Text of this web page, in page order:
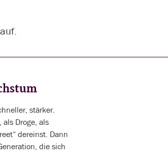
stärker.
Droge, als
dereinst. Dann
die sich